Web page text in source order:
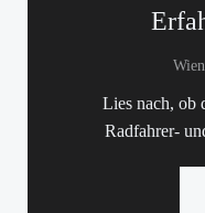
Lies nach, ob
Radfahrer-